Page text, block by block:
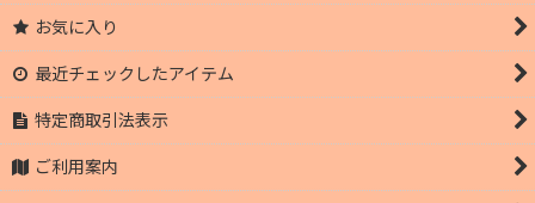
お気に入り
最近チェックしたアイテム
特定商取引法表示
ご利用案内